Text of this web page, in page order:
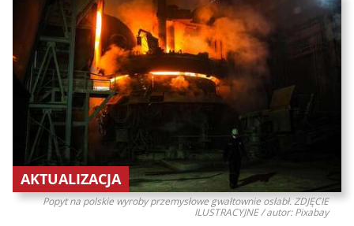
Popyt na polskie wyroby przemysłowe gwałtownie osłabł. ZDJĘCIE
ILUSTRACYJNE / autor: Pixabay
AKTUALIZACJA